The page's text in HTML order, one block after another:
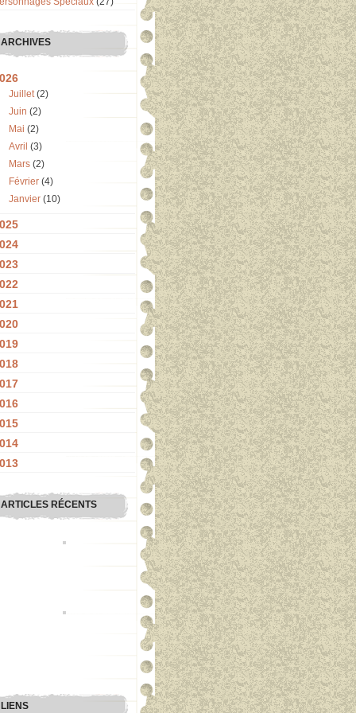
ARCHIVES
Juillet(2)
Juin (2)
Mai (2)
Avril (3)
Mars (2)
Février (4)
Janvier (10)
ARTICLES RÉCENTS
LIENS